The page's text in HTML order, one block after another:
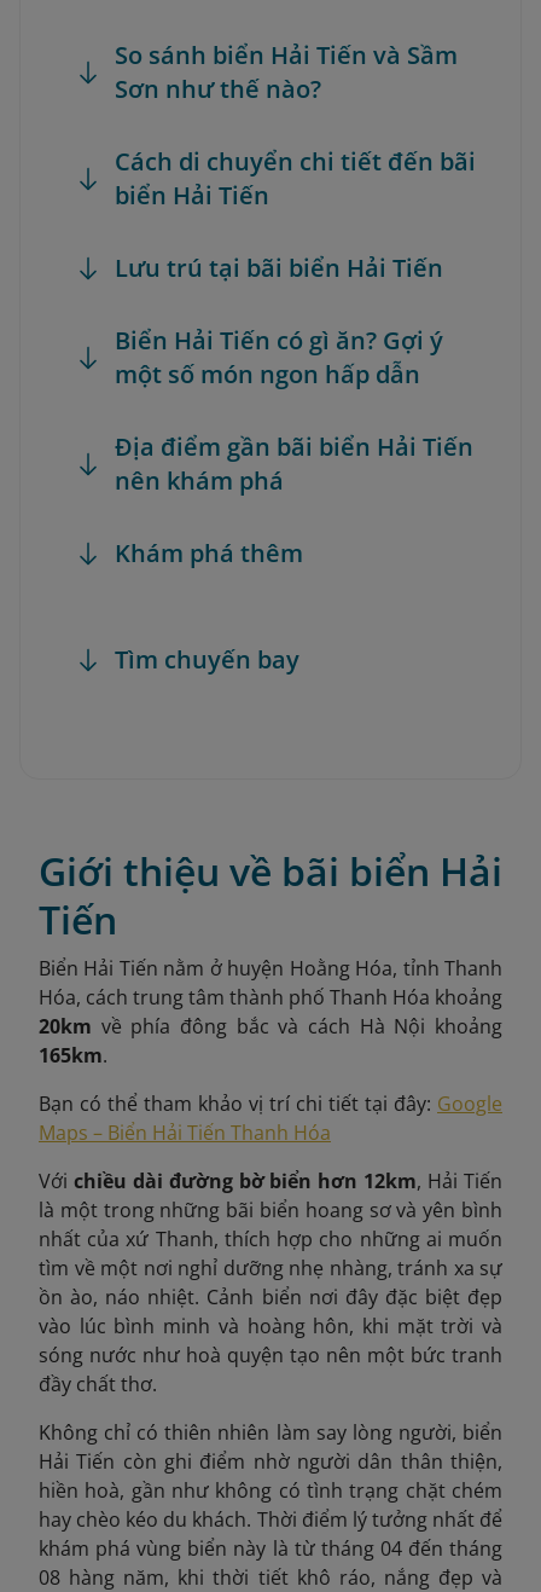
So sánh biển Hải Tiến và Sầm
Sơn như thế nào?
Cách di chuyển chi tiết đến bãi
biển Hải Tiến
Lưu trú tại bãi biển Hải Tiến
Biển Hải Tiến có gì ăn? Gợi ý
một số món ngon hấp dẫn
Địa điểm gần bãi biển Hải Tiến
nên khám phá
Khám phá thêm
Tìm chuyến bay
Giới thiệu về bãi biển Hải
Tiến
Biển Hải Tiến nằm ở huyện Hoằng Hóa, tỉnh Thanh
Hóa, cách trung tâm thành phố Thanh Hóa khoảng
20km về phía đông bắc và cách Hà Nội khoảng
165km.
Bạn có thể tham khảo vị trí chi tiết tại đây: Google
Maps – Biển Hải Tiến Thanh Hóa
Với chiều dài đường bờ biển hơn 12km, Hải Tiến
là một trong những bãi biển hoang sơ và yên bình
nhất của xứ Thanh, thích hợp cho những ai muốn
tìm về một nơi nghỉ dưỡng nhẹ nhàng, tránh xa sự
ồn ào, náo nhiệt. Cảnh biển nơi đây đặc biệt đẹp
vào lúc bình minh và hoàng hôn, khi mặt trời và
sóng nước như hoà quyện tạo nên một bức tranh
đầy chất thơ.
Không chỉ có thiên nhiên làm say lòng người, biển
Hải Tiến còn ghi điểm nhờ người dân thân thiện,
hiền hoà, gần như không có tình trạng chặt chém
hay chèo kéo du khách. Thời điểm lý tưởng nhất để
khám phá vùng biển này là từ tháng 04 đến tháng
08 hàng năm, khi thời tiết khô ráo, nắng đẹp và